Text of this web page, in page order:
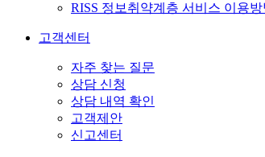
RISS 정보취약계층 서비스 이용방
고객센터
자주 찾는 질문
상담 신청
상담 내역 확인
고객제안
신고센터